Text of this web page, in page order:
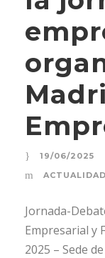
19/06/2025
ACTUALIDAD
Jornada-
Empresarial y
2025 – Sede